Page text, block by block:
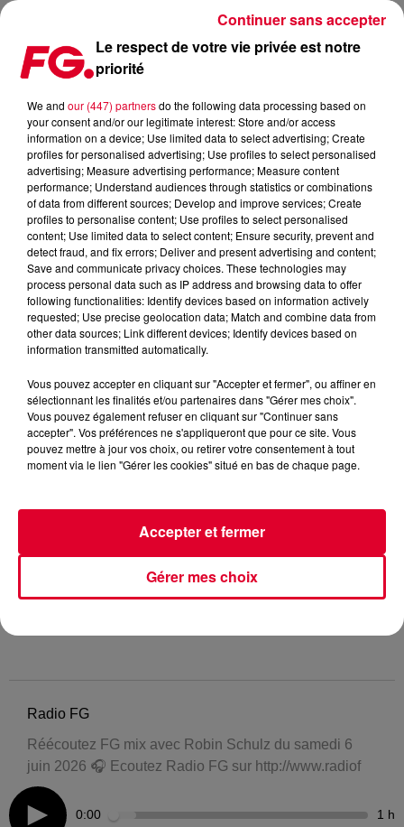
FG MIX : ROBIN SCHULZ
Radio FG
Réécoutez FG mix avec Robin Schulz du samedi 6
juin 2026 🎧 Ecoutez Radio FG sur http://www.radiof
0:00 1 h
Le respect de votre vie privée est notre
priorité
We and our (447) partnersdo the following data processing based on
your consent and/or our legitimate interest: Store and/or access
information on a device; Use limited data to select advertising; Create
profiles for personalised advertising; Use profiles to select personalised
advertising; Measure advertising performance; Measure content
performance; Understand audiences through statistics or combinations
of data from different sources; Develop and improve services; Create
profiles to personalise content; Use profiles to select personalised
content; Use limited data to select content; Ensure security, prevent and
detect fraud, and fix errors; Deliver and present advertising and content;
Save and communicate privacy choices. These technologies may
process personal data such as IP address and browsing data to offer
following functionalities: Identify devices based on information actively
requested; Use precise geolocation data; Match and combine data from
other data sources; Link different devices; Identify devices based on
information transmitted automatically.
Vous pouvez accepter en cliquant sur "Accepter et fermer", ou affiner en
sélectionnant les finalités et/ou partenaires dans "Gérer mes choix".
Vous pouvez également refuser en cliquant sur "Continuer sans
accepter". Vos préférences ne s'appliqueront que pour ce site. Vous
pouvez mettre à jour vos choix, ou retirer votre consentement à tout
moment via le lien "Gérer les cookies" situé en bas de chaque page.
Gérer mes choix
Accepter et fermer
Continuer sans accepter